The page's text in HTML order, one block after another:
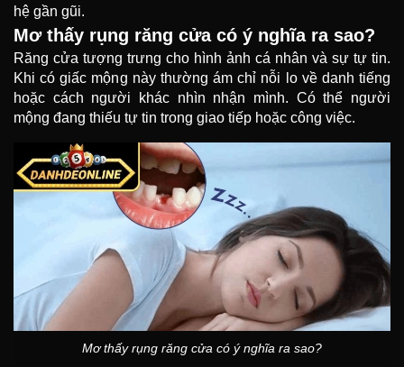
hệ gần gũi.
Mơ thấy rụng răng cửa có ý nghĩa ra sao?
Răng cửa tượng trưng cho hình ảnh cá nhân và sự tự tin.
Khi có giấc mộng này thường ám chỉ nỗi lo về danh tiếng
hoặc cách người khác nhìn nhận mình. Có thể người
mộng đang thiếu tự tin trong giao tiếp hoặc công việc.
Mơ thấy rụng răng cửa có ý nghĩa ra sao?